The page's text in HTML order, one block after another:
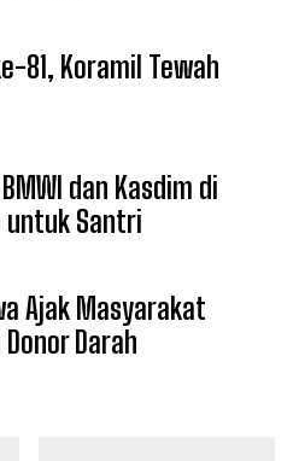
81, Koramil Tewah
dan Kasdim di
untuk Santri
Ajak Masyarakat
Darah